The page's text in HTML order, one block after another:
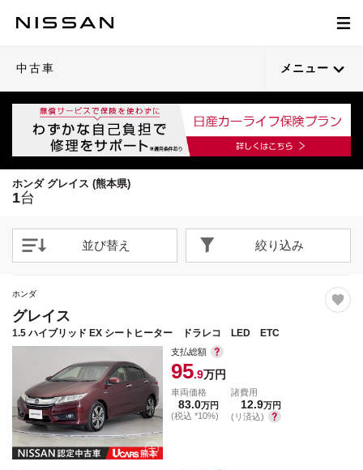
中古車 メニュー
ホンダ グレイス (熊本県)
1台
並び替え 絞り込み
44
閉じる
ホンダ
グレイス
1.5 ハイブリッド EX シートヒーター ドラレコ LED ETC
支払総額
95.9万円
車両価格
83.0万円
(税込 *10%)
諸費用
12.9万円
(リ済込)